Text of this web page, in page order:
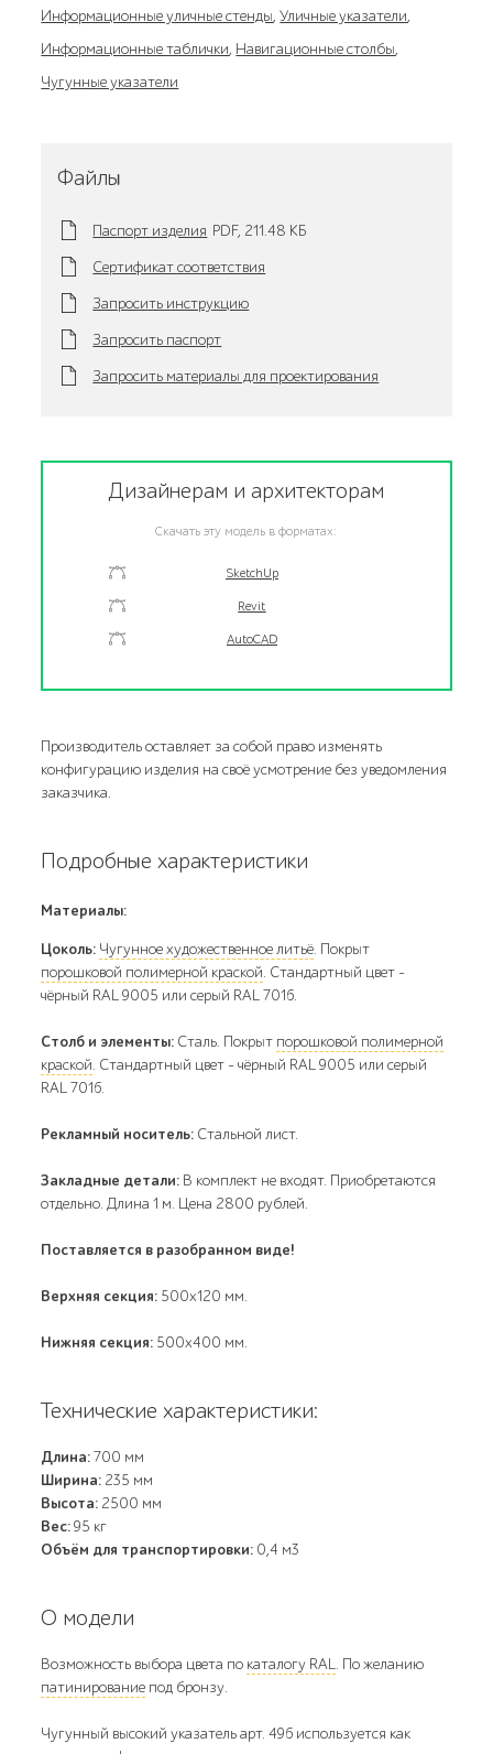
Информационные уличные стенды,Уличные указатели,
Информационные таблички, Навигационные столбы,
Чугунные указатели
Файлы
Паспорт изделия PDF, 211.48 KБ
Сертификат соответствия
Запросить инструкцию
Запросить паспорт
Запросить материалы для проектирования
Дизайнерам и архитекторам
Скачать эту модель в форматах:
SketchUp
Revit
AutoCAD
Производитель оставляет за собой право изменять
конфигурацию изделия на своё усмотрение без уведомления
заказчика.
Подробные характеристики
Материалы:
Цоколь: Чугунное художественное литьё. Покрыт
порошковой полимерной краской. Стандартный цвет –
чёрный RAL 9005 или серый RAL 7016.
Столб и элементы: Сталь. Покрыт порошковой полимерной
краской. Стандартный цвет – чёрный RAL 9005 или серый
RAL 7016.
Рекламный носитель: Стальной лист.
Закладные детали: В комплект не входят. Приобретаются
отдельно. Длина 1 м. Цена 2800 рублей.
Поставляется в разобранном виде!
Верхняя секция: 500х120 мм.
Нижняя секция: 500х400 мм.
Технические характеристики:
Длина:700 мм
Ширина: 235 мм
Высота: 2500 мм
Вес:95 кг
Объём для транспортировки: 0,4 м3
О модели
Возможность выбора цвета по каталогу RAL. По желанию
патинирование под бронзу.
Чугунный высокий указатель арт. 496 используется как